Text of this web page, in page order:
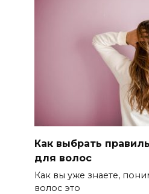
Как выбрать
для волос
Как вы уже знаете,
волос это